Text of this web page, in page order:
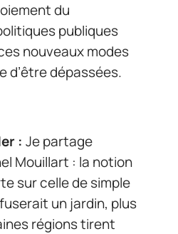
du
publiques
nouveaux modes
d’être dépassées.
: Je partage
Mouillart : la notion
sur celle de simple
un jardin, plus
régions tirent